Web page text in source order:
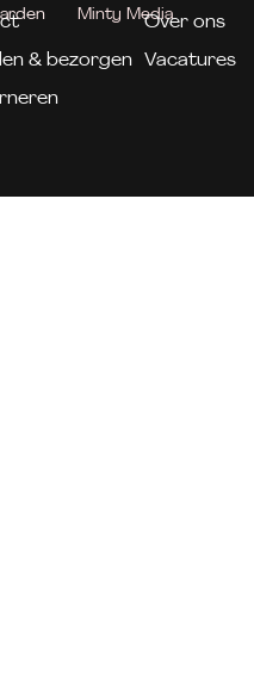
& bezorgen
Over ons
Vacatures
Minty Media